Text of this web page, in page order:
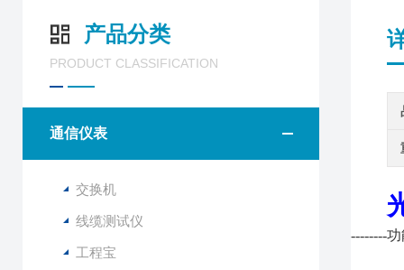
产品分类
PRODUCT CLASSIFICATION
通信仪表
交换机
线缆测试仪
工程宝
--------功